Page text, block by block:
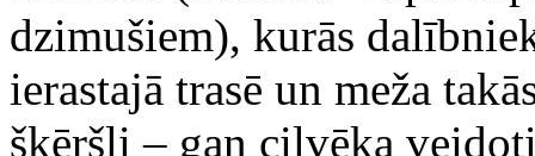
dzimušiem), kurās
ierastajā trasē un meža
šķēršļi – gan cilvēka